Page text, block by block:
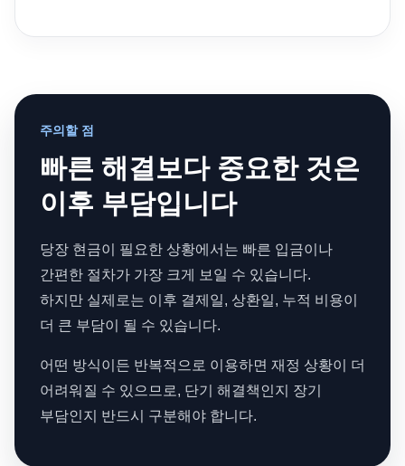
주의할 점
빠른 해결보다 중요한 것은
이후 부담입니다
당장 현금이 필요한 상황에서는 빠른 입금이나
간편한 절차가 가장 크게 보일 수 있습니다.
하지만 실제로는 이후 결제일, 상환일, 누적 비용이
더 큰 부담이 될 수 있습니다.
어떤 방식이든 반복적으로 이용하면 재정 상황이 더
어려워질 수 있으므로, 단기 해결책인지 장기
부담인지 반드시 구분해야 합니다.